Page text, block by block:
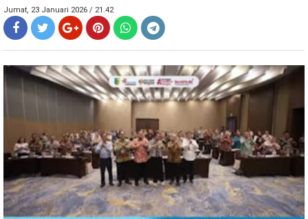
Jumat, 23 Januari 2026 / 21.42